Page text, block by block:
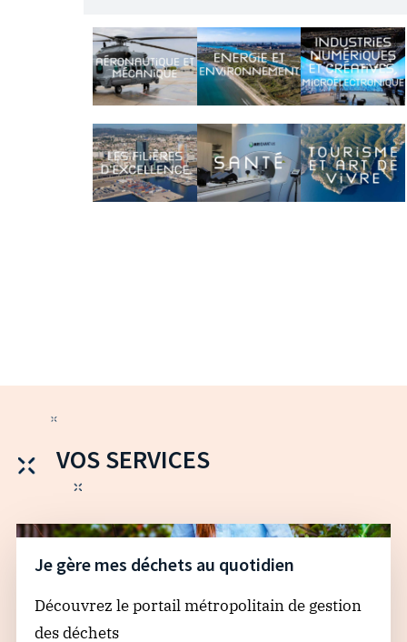
VOS SERVICES
Je gère mes déchets au quotidien
Découvrez le portail métropolitain de gestion
des déchets